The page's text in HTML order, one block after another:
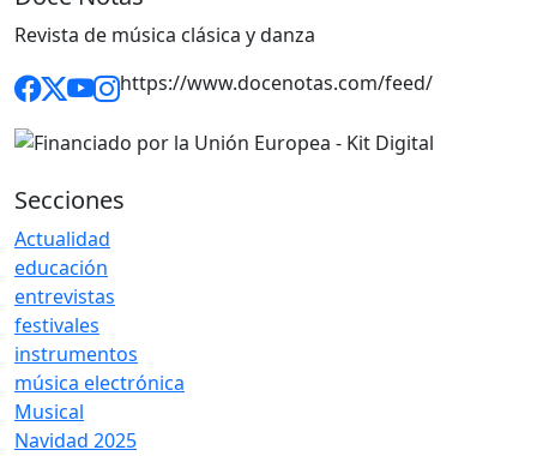
Revista de música clásica y danza
https://www.docenotas.com/feed/
Secciones
Actualidad
educación
entrevistas
festivales
instrumentos
música electrónica
Musical
Navidad 2025